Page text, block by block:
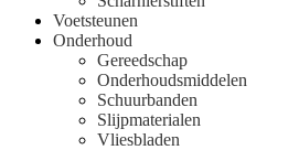
Voetsteunen
Onderhoud
Gereedschap
Onderhoudsmiddelen
Schuurbanden
Slijpmaterialen
Vliesbladen